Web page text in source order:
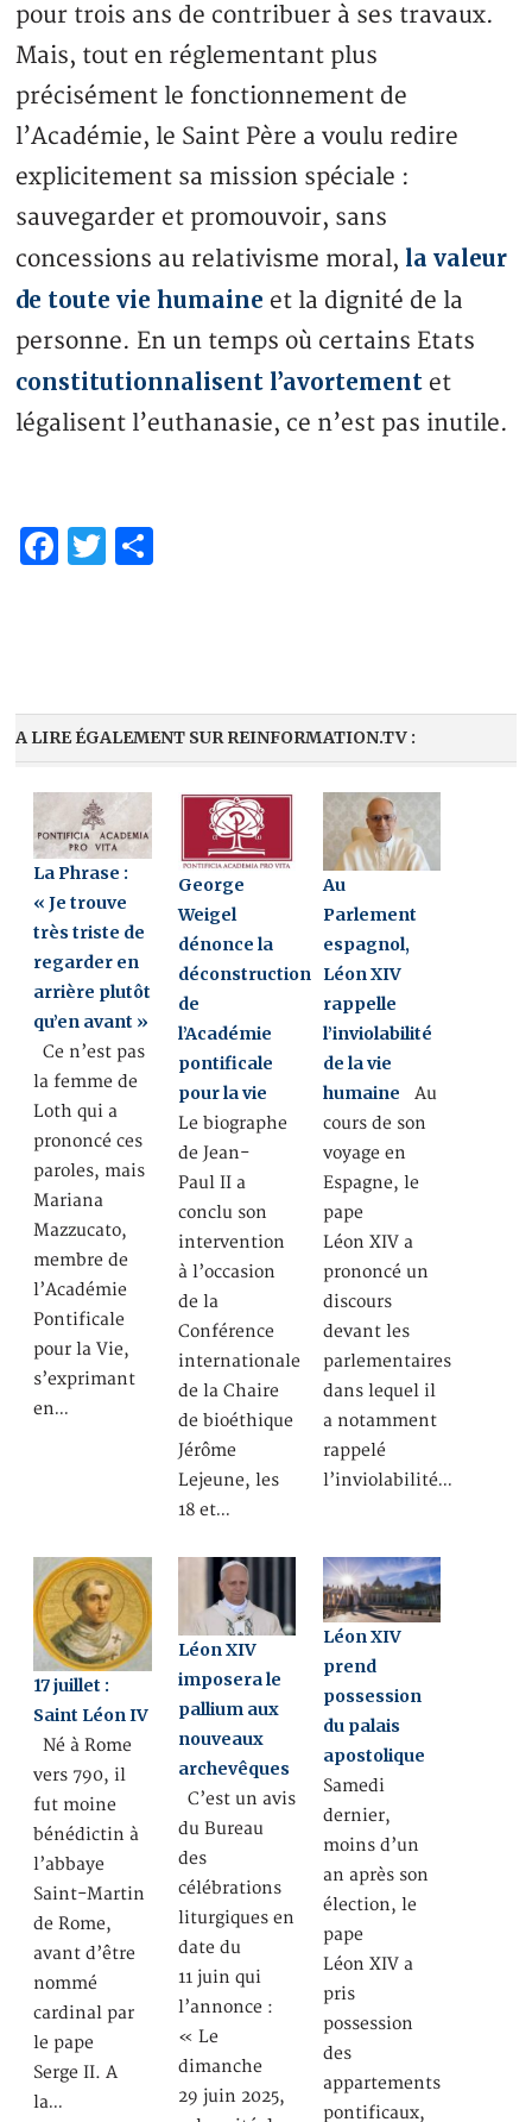
pour trois ans de contribuer à ses travaux.
Mais, tout en réglementant plus
précisément le fonctionnement de
l’Académie, le Saint Père a voulu redire
explicitement sa mission spéciale :
sauvegarder et promouvoir, sans
concessions au relativisme moral, la valeur
de toute vie humaine et la dignité de la
personne. En un temps où certains Etats
constitutionnalisent l’avortement et
légalisent l’euthanasie, ce n’est pas inutile.
Facebook
Twitter
A LIRE ÉGALEMENT SUR REINFORMATION.TV :
La Phrase :
« Je trouve
très triste de
regarder en
arrière plutôt
qu’en avant »
Ce n’est pas
la femme de
Loth qui a
prononcé ces
paroles, mais
Mariana
Mazzucato,
membre de
l’Académie
Pontificale
pour la Vie,
s’exprimant
en…
George
Weigel
dénonce la
déconstruction
de
l’Académie
pontificale
pour la vie
Le biographe
de Jean-
Paul II a
conclu son
intervention
à l’occasion
de la
Conférence
internationale
de la Chaire
de bioéthique
Jérôme
Lejeune, les
18 et…
Au
Parlement
espagnol,
Léon XIV
rappelle
l’inviolabilité
de la vie
humaine Au
cours de son
voyage en
Espagne, le
pape
Léon XIV a
prononcé un
discours
devant les
parlementaires
dans lequel il
a notamment
rappelé
l’inviolabilité…
17 juillet :
Saint Léon IV
Né à Rome
vers 790, il
fut moine
bénédictin à
l’abbaye
Saint-Martin
de Rome,
avant d’être
nommé
cardinal par
le pape
Serge II. A
la…
Léon XIV
imposera le
pallium aux
nouveaux
archevêques
C’est un avis
du Bureau
des
célébrations
liturgiques en
date du
11 juin qui
l’annonce :
« Le
dimanche
29 juin 2025,
Léon XIV
prend
possession
du palais
apostolique
Samedi
dernier,
moins d’un
an après son
élection, le
pape
Léon XIV a
pris
possession
des
appartements
pontificaux,